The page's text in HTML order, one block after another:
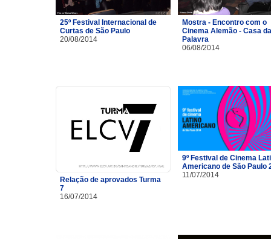
25º Festival Internacional de
Curtas de São Paulo
20/08/2014
Mostra - Encontro com o
Cinema Alemão - Casa da
Palavra
06/08/2014
Relação de aprovados Turma
7
16/07/2014
9º Festival de Cinema
Americano de São Paulo
11/07/2014